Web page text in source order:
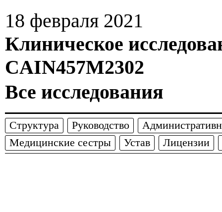
18 февраля 2021
Клиническое
CAIN457M2302
Все исследования
Структура Руководство
Медицинские сестры
Устав Лицензии